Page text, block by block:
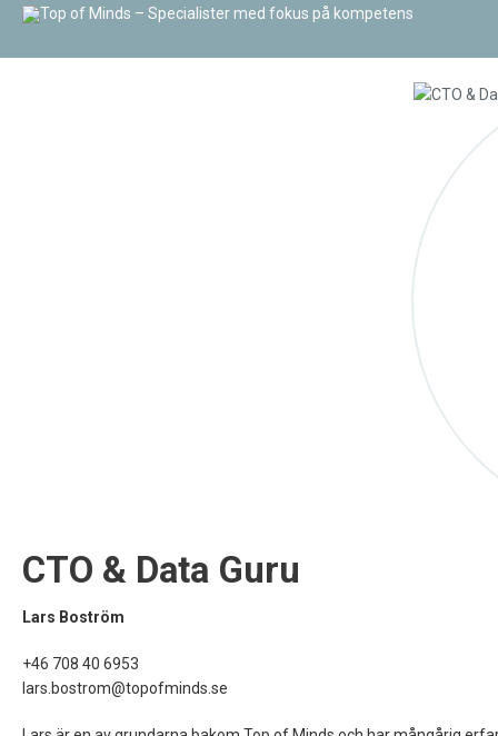
CTO & Data Guru
Lars Boström
+46 708 40 6953
lars.bostrom@topofminds.se